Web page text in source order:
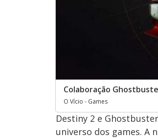
Colaboração
O Vício - Games
Destiny 2 e
universo dos games. A